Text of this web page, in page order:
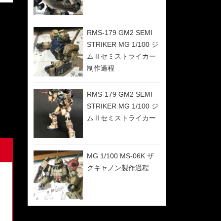
RMS-179 GM2 SEMI
STRIKER MG 1/100 ジ
ムⅡセミストライカー
制作過程
RMS-179 GM2 SEMI
STRIKER MG 1/100 ジ
ムⅡセミストライカー
MG 1/100 MS-06K ザ
クキャノン製作過程